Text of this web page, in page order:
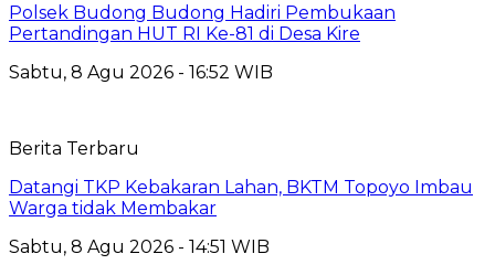
Polsek Budong Budong Hadiri Pembukaan
Pertandingan HUT RI Ke-81 di Desa Kire
Sabtu, 8 Agu 2026 - 16:52 WIB
Berita Terbaru
Datangi TKP Kebakaran Lahan, BKTM Topoyo Imbau
Warga tidak Membakar
Sabtu, 8 Agu 2026 - 14:51 WIB